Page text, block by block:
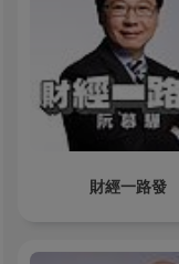
財經一路發